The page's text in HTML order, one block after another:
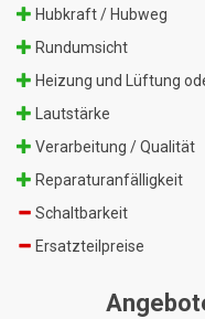
Hubkraft / Hubweg
Rundumsicht
Heizung und Lüftung
Lautstärke
Verarbeitung / Qualität
Reparaturanfälligkeit
Schaltbarkeit
Ersatzteilpreise